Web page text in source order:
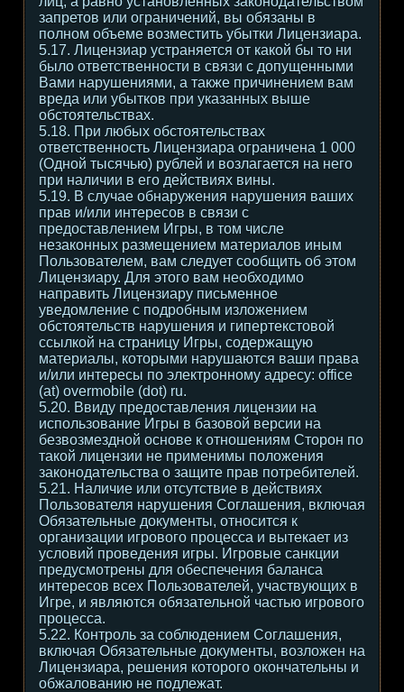
запретов или ограничений, вы обязаны в
полном объеме возместить убытки Лицензиара.
5.17. Лицензиар устраняется от какой бы то ни
было ответственности в связи с допущенными
Вами нарушениями, а также причинением вам
вреда или убытков при указанных выше
обстоятельствах.
5.18. При любых обстоятельствах
ответственность Лицензиара ограничена 1 000
(Одной тысячью) рублей и возлагается на него
при наличии в его действиях вины.
5.19. В случае обнаружения нарушения ваших
прав и/или интересов в связи с
предоставлением Игры, в том числе
незаконных размещением материалов иным
Пользователем, вам следует сообщить об этом
Лицензиару. Для этого вам необходимо
направить Лицензиару письменное
уведомление с подробным изложением
обстоятельств нарушения и гипертекстовой
ссылкой на страницу Игры, содержащую
материалы, которыми нарушаются ваши права
и/или интересы по электронному адресу: office
(at) overmobile (dot) ru.
5.20. Ввиду предоставления лицензии на
использование Игры в базовой версии на
безвозмездной основе к отношениям Сторон по
такой лицензии не применимы положения
законодательства о защите прав потребителей.
5.21. Наличие или отсутствие в действиях
Пользователя нарушения Соглашения, включая
Обязательные документы, относится к
организации игрового процесса и вытекает из
условий проведения игры. Игровые санкции
предусмотрены для обеспечения баланса
интересов всех Пользователей, участвующих в
Игре, и являются обязательной частью игрового
процесса.
5.22. Контроль за соблюдением Соглашения,
включая Обязательные документы, возложен на
Лицензиара, решения которого окончательны и
обжалованию не подлежат.